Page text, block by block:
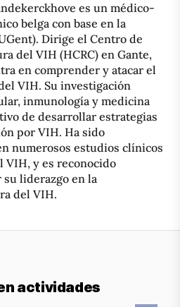
es un médico-
belga con base en la
Dirige el Centro de
del VIH (HCRC) en Gante,
en comprender y atacar el
VIH. Su investigación
inmunología y medicina
de desarrollar estrategias
por VIH. Ha sido
numerosos estudios clínicos
VIH, y es reconocido
liderazgo en la
del VIH.
actividades